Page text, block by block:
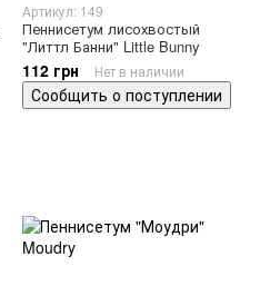
Артикул: 149
Пеннисетум лисохвостый
"Литтл Банни" Little Bunny
112 грн Нет в наличии
Сообщить о поступлении